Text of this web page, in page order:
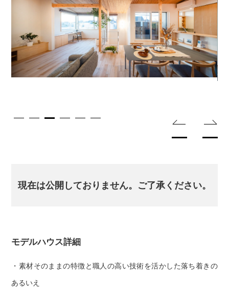
現在は公開しておりません。ご了承ください。
モデルハウス詳細
・素材そのままの特徴と職人の高い技術を活かした落ち着きの
あるいえ